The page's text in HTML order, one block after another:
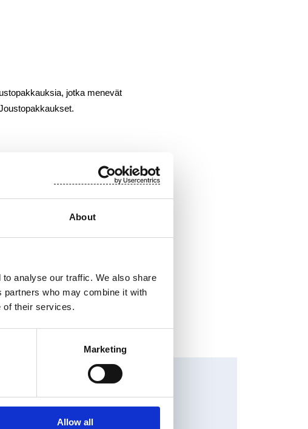
About
analyse our traffic. We also share
who may combine it with
of their services.
Marketing
Allow all
jotka menevät
CHANGES IN SHARE CAPITAL AND VOTES, EUROPEAN
REGULATORY NEWS